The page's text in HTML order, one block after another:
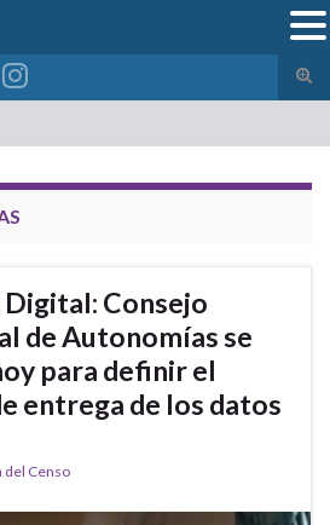
el
Consejo
de Autonomías se
para definir el
entrega de los datos
del Censo